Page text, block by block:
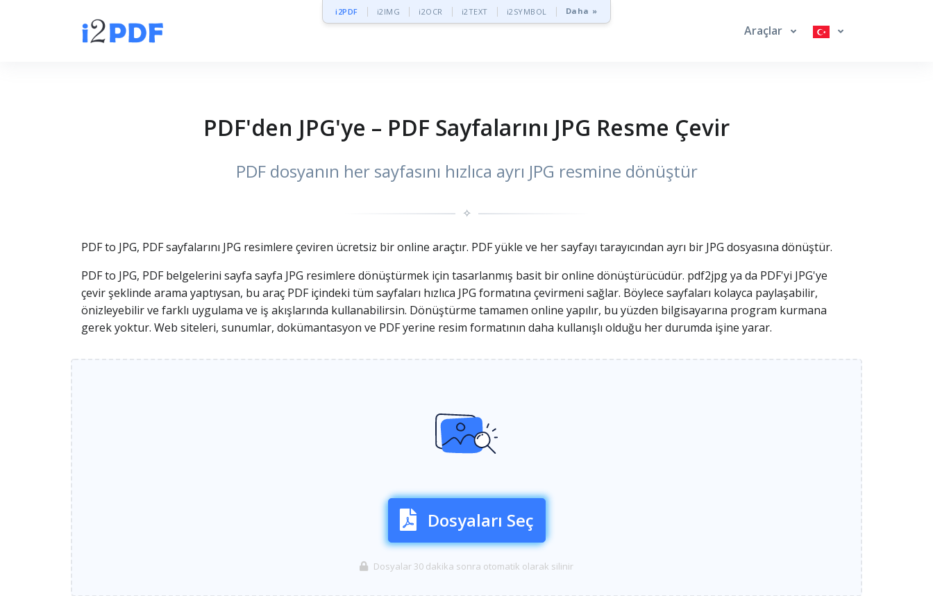
i2PDF i2IMG i2OCR i2TEXT i2SYMBOL Daha »
Araçlar
PDF'den JPG'ye – PDF Sayfalarını JPG Resme Çevir
PDF dosyanın her sayfasını hızlıca ayrı JPG resmine dönüştür
✧
PDF to JPG, PDF sayfalarını JPG resimlere çeviren ücretsiz bir online araçtır. PDF yükle ve her sayfayı tarayıcından ayrı bir JPG dosyasına dönüştür.
PDF to JPG, PDF belgelerini sayfa sayfa JPG resimlere dönüştürmek için tasarlanmış basit bir online dönüştürücüdür. pdf2jpg ya da PDF'yi JPG'ye
çevir şeklinde arama yaptıysan, bu araç PDF içindeki tüm sayfaları hızlıca JPG formatına çevirmeni sağlar. Böylece sayfaları kolayca paylaşabilir,
önizleyebilir ve farklı uygulama ve iş akışlarında kullanabilirsin. Dönüştürme tamamen online yapılır, bu yüzden bilgisayarına program kurmana
gerek yoktur. Web siteleri, sunumlar, dokümantasyon ve PDF yerine resim formatının daha kullanışlı olduğu her durumda işine yarar.
Dosyaları Seç
Dosyalar 30 dakika sonra otomatik olarak silinir